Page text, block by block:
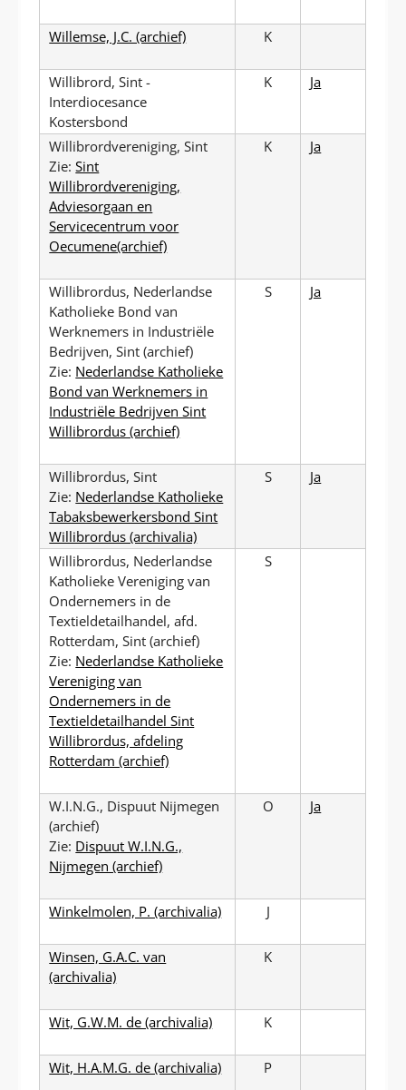
Willemse, J.C. (archief) K
Willibrord, Sint -
Interdiocesance
Kostersbond
K Ja
Willibrordvereniging, Sint
Zie:Sint
Willibrordvereniging,
Adviesorgaan en
Servicecentrum voor
Oecumene(archief)
K Ja
Willibrordus, Nederlandse
Katholieke Bond van
Werknemers in Industriële
Bedrijven, Sint (archief)
Zie: Nederlandse Katholieke
Bond van Werknemers in
Industriële Bedrijven Sint
Willibrordus (archief)
S Ja
Willibrordus, Sint
Zie: Nederlandse Katholieke
Tabaksbewerkersbond Sint
Willibrordus (archivalia)
S Ja
Willibrordus, Nederlandse
Katholieke Vereniging van
Ondernemers in de
Textieldetailhandel, afd.
Rotterdam, Sint (archief)
Zie: Nederlandse Katholieke
Vereniging van
Ondernemers in de
Textieldetailhandel Sint
Willibrordus, afdeling
Rotterdam (archief)
S
W.I.N.G., Dispuut Nijmegen
(archief)
Zie: Dispuut W.I.N.G.,
Nijmegen (archief)
O Ja
Winkelmolen, P. (archivalia) J
Winsen, G.A.C. van
(archivalia)
K
Wit, G.W.M. de (archivalia) K
Wit, H.A.M.G. de (archivalia) P